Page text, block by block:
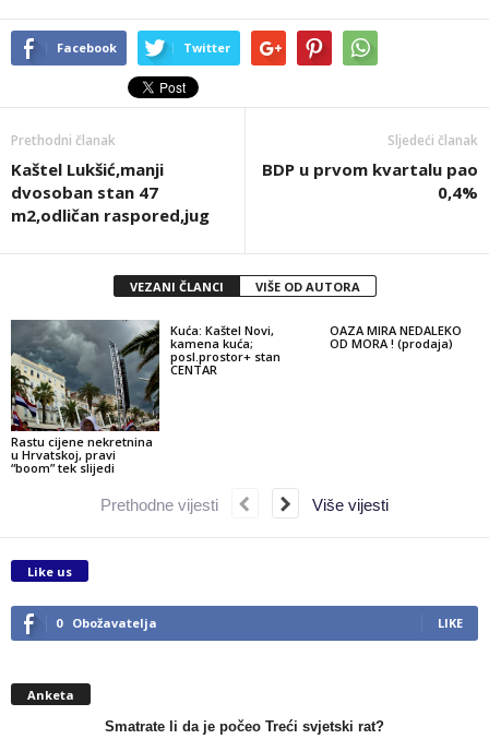
Facebook Twitter
Prethodni članak
Kaštel Lukšić,manji
dvosoban stan 47
m2,odličan raspored,jug
Sljedeći članak
BDP u prvom kvartalu pao
0,4%
VEZANI ČLANCI VIŠE OD AUTORA
Rastu cijene nekretnina
u Hrvatskoj, pravi
“boom” tek slijedi
Kuća: Kaštel Novi,
kamena kuća;
posl.prostor+ stan
CENTAR
OAZA MIRA NEDALEKO
OD MORA ! (prodaja)
Prethodne vijesti Više vijesti
Like us
0 Obožavatelja LIKE
Anketa
Smatrate li da je počeo Treći svjetski rat?